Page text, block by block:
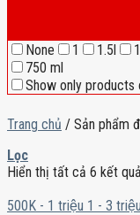
None 1 1.5l
750 ml
Show only products
Trang chủ / Sản phẩm
Lọc
Hiển thị tất cả 6 kết quả
500K - 1 triệu 1 - 3 triệu